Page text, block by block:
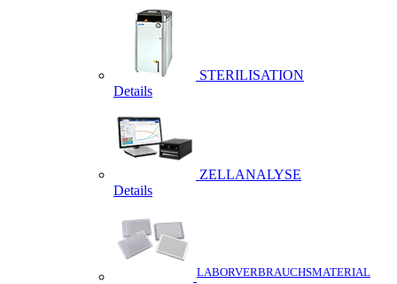
STERILISATION
Details
ZELLANALYSE
Details
LABORVERBRAUCHSMATERIAL